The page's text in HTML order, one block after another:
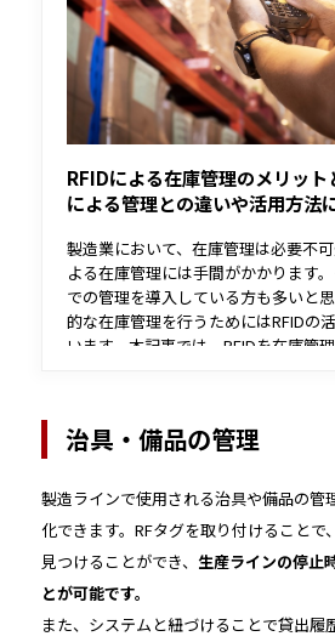
RFIDによる在庫管理のメリット
による管理との違いや活用方法
製造業において、在庫管理は必要不
よる在庫管理には手間がかかります
での管理を導入している方も多いと
的な在庫管理を行うためにはRFIDの
います。本記事では、RFIDを在庫管
治具・備品の管理
製造ラインで使用される治具や備品の管
化できます。RFタグを取り付けることで
見つけることができ、 生産ラインの停止
とが可能です。
また、システムと紐づけることで貸出履